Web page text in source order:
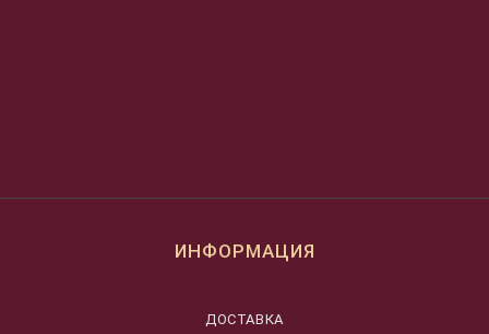
ИНФОРМАЦИЯ
ДОСТАВКА